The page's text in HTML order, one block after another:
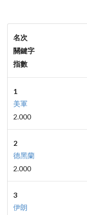
名次
關鍵字
指數
1
美軍
2.000
2
德黑蘭
2.000
3
伊朗